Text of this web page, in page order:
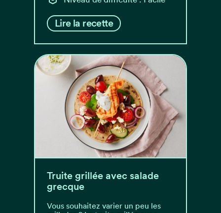
Lire la recette
Truite grillée avec salade
grecque
Vous souhaitez varier un peu les